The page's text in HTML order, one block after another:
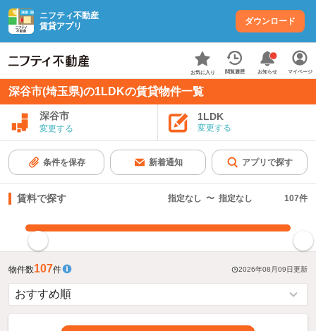
ニフティ不動産
賃貸アプリ
ダウンロード
お気に入り 閲覧履歴 お知らせ マイページ
深谷市(埼玉県)の1LDKの賃貸物件一覧
深谷市
変更する
1LDK
変更する
条件を保存 新着通知 アプリで探す
賃料で探す 指定なし 〜 指定なし 107件
物件数107件 2026年08月09日更新